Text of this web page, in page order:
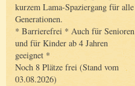
kurzem Lama-Spaziergang für alle
Generationen.
* Barrierefrei * Auch für Senioren
und für Kinder ab 4 Jahren
geeignet *
Noch 8 Plätze frei (Stand vom
03.08.2026)